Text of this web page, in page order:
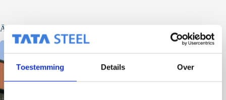
Toestemming Details Over
Ähnliche Beiträge